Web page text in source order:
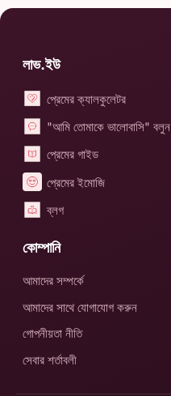
লাভ.ইউ
প্রেমের ক্যালকুলেটর
"আমি তোমাকে ভালোবাসি" বলুন
প্রেমের গাইড
প্রেমের ইমোজি
ব্লগ
কোম্পানি
আমাদের সম্পর্কে
আমাদের সাথে যোগাযোগ করুন
গোপনীয়তা নীতি
সেবার শর্তাবলী